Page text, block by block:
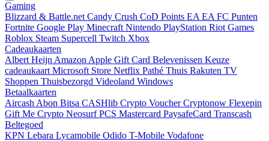
Gaming
Blizzard & Battle.net Candy Crush CoD Points EA EA FC Punten
Fortnite Google Play Minecraft Nintendo PlayStation Riot Games
Roblox Steam Supercell Twitch Xbox
Cadeaukaarten
Albert Heijn Amazon Apple Gift Card Belevenissen Keuze
cadeaukaart Microsoft Store Netflix Pathé Thuis Rakuten TV
Shoppen Thuisbezorgd Videoland Windows
Betaalkaarten
Aircash Abon Bitsa CASHlib Crypto VoucherCryptonow Flexepin
Gift Me Crypto NeosurfPCS Mastercard PaysafeCard Transcash
Beltegoed
KPN Lebara Lycamobile Odido T-Mobile Vodafone